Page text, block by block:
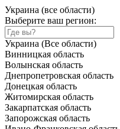
Украина (все области)
Выберите ваш регион:
Украина (Все области)
Винницкая область
Волынская область
Днепропетровская область
Донецкая область
Житомирская область
Закарпатская область
Запорожская область